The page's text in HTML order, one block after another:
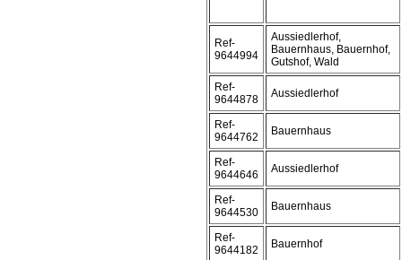
Ref-
9644994
Aussiedlerhof,
Bauernhaus, Bauernhof,
Gutshof, Wald
Ref-
9644878
Aussiedlerhof
Ref-
9644762
Bauernhaus
Ref-
9644646
Aussiedlerhof
Ref-
9644530
Bauernhaus
Ref-
9644182
Bauernhof